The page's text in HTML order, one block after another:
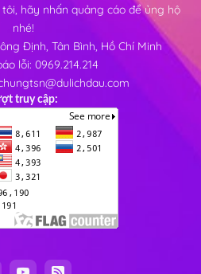
hãy nhấn quảng cáo để ủng hộ
nhé!
Định, Tân Bình, Hồ Chí Minh
lỗi: 0969.214.214
truy cập: